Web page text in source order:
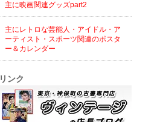
主に映画関連グッズpart2
主にレトロな芸能人・アイドル・ア
ーティスト・スポーツ関連のポスタ
ー＆カレンダー
リンク